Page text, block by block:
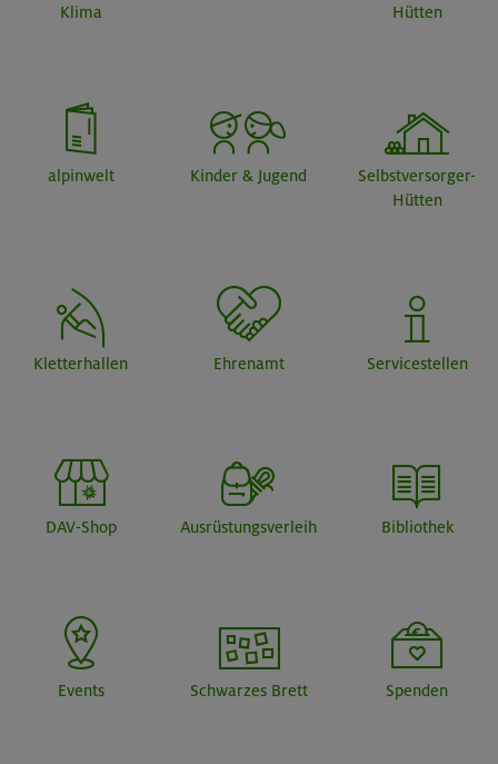
Klima
Hütten
alpinwelt Kinder & Jugend
Selbstversorger-
Hütten
Kletterhallen Ehrenamt Servicestellen
DAV-Shop Ausrüstungsverleih Bibliothek
Events Schwarzes Brett Spenden